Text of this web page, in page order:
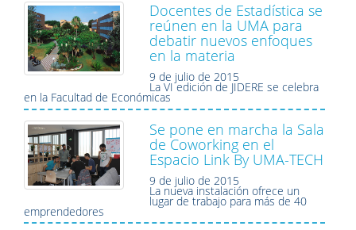
Docentes de Estadística se
reúnen en la UMA para
debatir nuevos enfoques
en la materia
9 de julio de 2015
La VI edición de JIDERE se celebra
en la Facultad de Económicas
Se pone en marcha la Sala
de Coworking en el
Espacio Link By UMA-TECH
9 de julio de 2015
La nueva instalación ofrece un
lugar de trabajo para más de 40
emprendedores